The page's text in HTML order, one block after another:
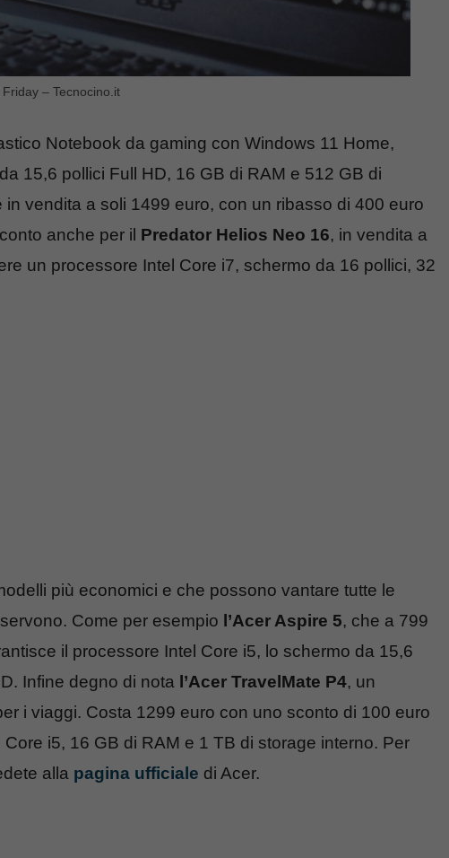
– Tecnocino.it
Notebook da gaming con Windows 11 Home,
15,6 pollici Full HD, 16 GB di RAM e 512 GB di
vendita a soli 1499 euro, con un ribasso di 400 euro
anche per il Predator Helios Neo 16, in vendita a
un processore Intel Core i7, schermo da 16 pollici, 32
più economici e che possono vantare tutte le
Come per esempio l’Acer Aspire 5, che a 799
il processore Intel Core i5, lo schermo da 15,6
Infine degno di nota l’Acer TravelMate P4, un
i viaggi. Costa 1299 euro con uno sconto di 100 euro
i5, 16 GB di RAM e 1 TB di storage interno. Per
alla pagina ufficiale di Acer.